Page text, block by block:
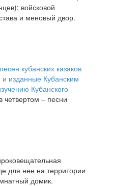
войсковой
и меновый двор.
кубанских казаков
изданные Кубанским
Кубанского
четвертом – песни
для нее на территории
домик.